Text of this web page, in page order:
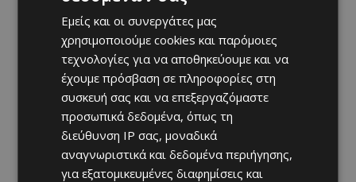
Εμείς και οι συνεργάτες μας
χρησιμοποιούμε cookies και παρόμοιες
τεχνολογίες για να αποθηκεύουμε και να
έχουμε πρόσβαση σε πληροφορίες στη
συσκευή σας και να επεξεργαζόμαστε
προσωπικά δεδομένα, όπως τη
διεύθυνση IP σας, μοναδικά
αναγνωριστικά και δεδομένα περιήγησης,
για εξατομικευμένες διαφημίσεις και